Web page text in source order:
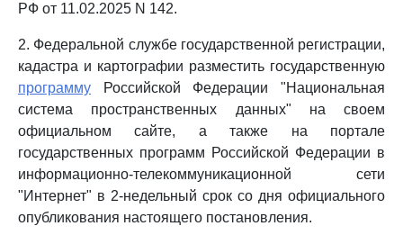
РФ от 11.02.2025 N 142.
2. Федеральной службе государственной регистрации,
кадастра и картографии разместить государственную
программу Российской Федерации "Национальная
система пространственных данных" на своем
официальном сайте, а также на портале
государственных программ Российской Федерации в
информационно-телекоммуникационной сети
"Интернет" в 2-недельный срок со дня официального
опубликования настоящего постановления.